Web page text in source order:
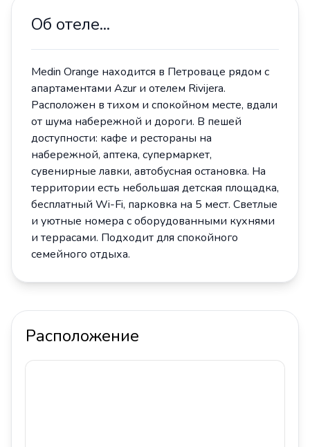
Об отеле...
Medin Orange находится в Петроваце рядом с
апартаментами Azur и отелем Rivijera.
Расположен в тихом и спокойном месте, вдали
от шума набережной и дороги. В пешей
доступности: кафе и рестораны на
набережной, аптека, супермаркет,
сувенирные лавки, автобусная остановка. На
территории есть небольшая детская площадка,
бесплатный Wi-Fi, парковка на 5 мест. Светлые
и уютные номера с оборудованными кухнями
и террасами. Подходит для спокойного
семейного отдыха.
Расположение